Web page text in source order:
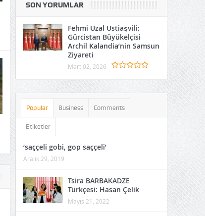
SON YORUMLAR
Fehmi Uzal Ustiaşvili:
Gürcistan Büyükelçisi
Archil Kalandia’nin Samsun
Ziyareti
Mart 02, 2026
Popular Business Comments
Etiketler
‘saççeli gobi, gop saççeli’
Aralık 29, 2019
Tsira BARBAKADZE
Türkçesi: Hasan Çelik
Mayıs 21, 2022